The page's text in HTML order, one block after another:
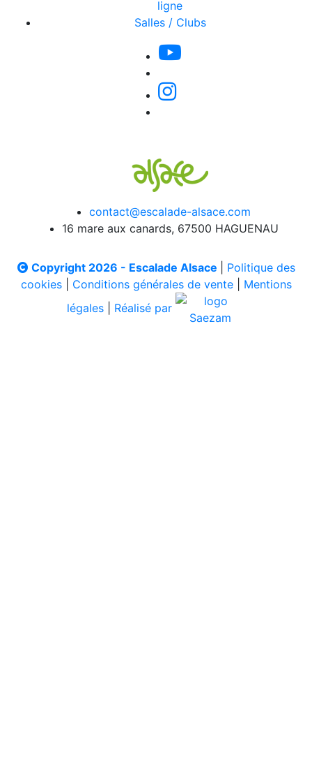
ligne
Salles / Clubs
contact@escalade-alsace.com
16 mare aux canards, 67500 HAGUENAU
Copyright 2026 - Escalade Alsace
Politique des
cookies| Conditions générales de vente| Mentions
légales
Réalisé par